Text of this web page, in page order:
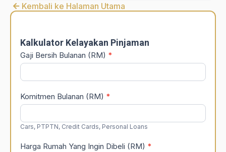
Kembali ke Halaman Utama
Kalkulator Kelayakan Pinjaman
Gaji Bersih Bulanan (RM) *
Komitmen Bulanan (RM) *
Cars, PTPTN, Credit Cards, Personal Loans
Harga Rumah Yang Ingin Dibeli (RM) *